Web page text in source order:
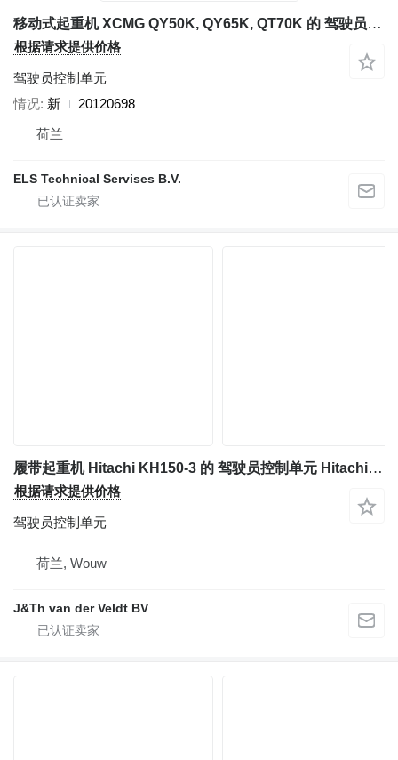
移动式起重机 XCMG QY50K, QY65K, QT70K 的 驾驶员控制单元 20120698
根据请求提供价格
驾驶员控制单元
情况 新
20120698
荷兰
ELS Technical Servises B.V.
履带起重机 Hitachi KH150-3 的 驾驶员控制单元 Hitachi KH150-3
根据请求提供价格
驾驶员控制单元
荷兰, Wouw
J&Th van der Veldt BV